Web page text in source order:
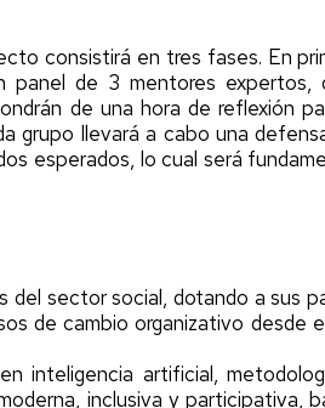
consistirá en tres fases. En
panel de 3 mentores expertos,
de una hora de reflexión
grupo llevará a cabo una
esperados, lo cual será
del sector social, dotando a sus
de cambio organizativo desde
inteligencia artificial,
inclusiva y participativa,